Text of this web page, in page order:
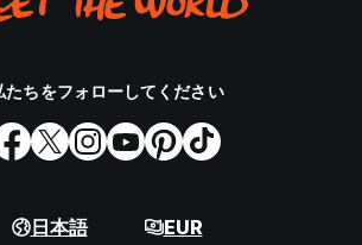
たちをフォローしてください
日本語 EUR